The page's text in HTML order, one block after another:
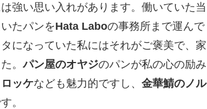
強い思い入れがあります。働いていた当
たパンをHata Laboの事務所まで運んで
になっていた私にはそれがご褒美で、家
。パン屋のオヤジのパンが私の心の励み
ッケなども魅力的ですし、 金華鯖のノル
。